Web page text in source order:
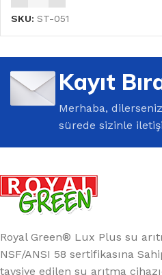
SKU: ST-051
Kayıt
Merhaba,
sürede sizinle
Royal Green® Lux Plus su
NSF/ANSI 58 sertifikasına
tavsiye edilen su arıtma